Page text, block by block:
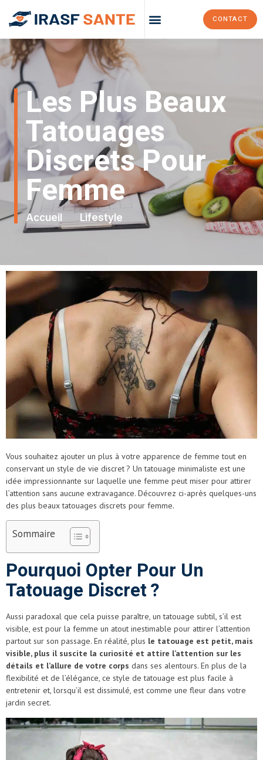
CONTACT
Les Plus Beaux
Tatouages
Discrets Pour
Femme
Accueil Lifestyle
Vous souhaitez ajouter un plus à votre apparence de femme tout en
conservant un style de vie discret ? Un tatouage minimaliste est une
idée impressionnante sur laquelle une femme peut miser pour attirer
l’attention sans aucune extravagance. Découvrez ci-après quelques-uns
des plus beaux tatouages discrets pour femme.
Sommaire
Pourquoi Opter Pour Un
Tatouage Discret ?
Aussi paradoxal que cela puisse paraître, un tatouage subtil, s’il est
visible, est pour la femme un atout inestimable pour attirer l’attention
partout sur son passage. En réalité, plus le tatouage est petit, mais
visible, plus il suscite la curiosité et attire l’attention sur les
détails et l’allure de votre corps dans ses alentours. En plus de la
flexibilité et de l’élégance, ce style de tatouage est plus facile à
entretenir et, lorsqu’il est dissimulé, est comme une fleur dans votre
jardin secret.